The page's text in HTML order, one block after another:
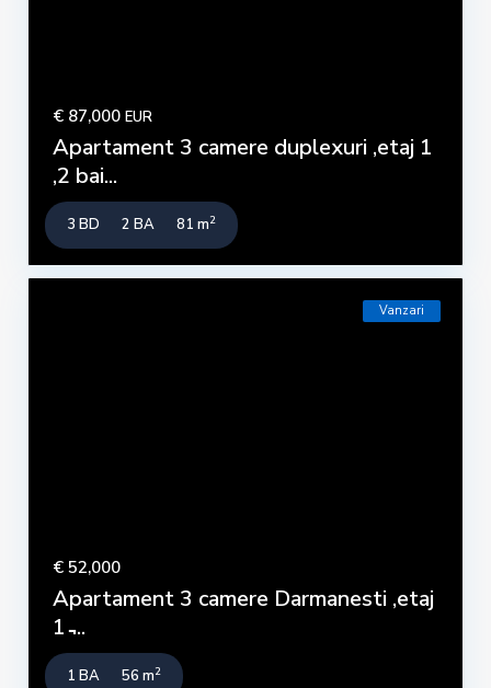
€ 87,000 EUR
Apartament 3 camere duplexuri ,etaj 1
,2 bai...
3 BD 2 BA 81 m2
Vanzari
€ 52,000
Apartament 3 camere Darmanesti ,etaj
1 ̵...
1 BA 56 m2